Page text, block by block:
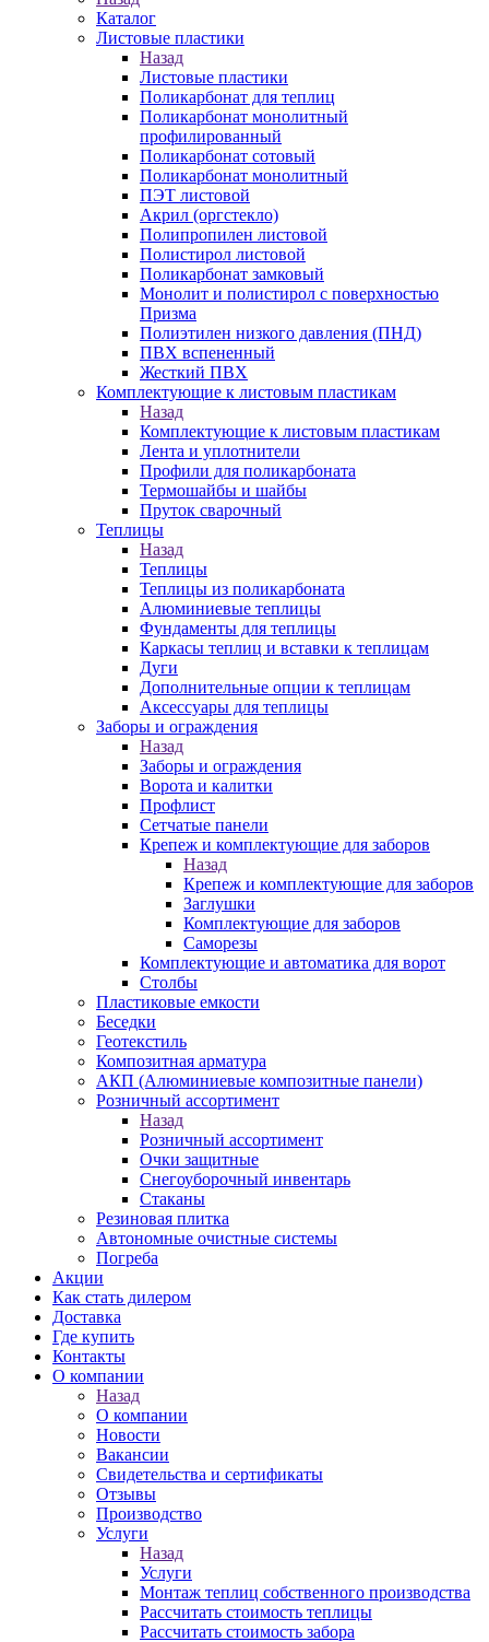
Каталог
Листовые пластики
Назад
Листовые пластики
Поликарбонат для теплиц
Поликарбонат монолитный
профилированный
Поликарбонат сотовый
Поликарбонат монолитный
ПЭТ листовой
Акрил (оргстекло)
Полипропилен листовой
Полистирол листовой
Поликарбонат замковый
Монолит и полистирол с поверхностью
Призма
Полиэтилен низкого давления (ПНД)
ПВХ вспененный
Жесткий ПВХ
Комплектующие к листовым пластикам
Назад
Комплектующие к листовым пластикам
Лента и уплотнители
Профили для поликарбоната
Термошайбы и шайбы
Пруток сварочный
Теплицы
Назад
Теплицы
Теплицы из поликарбоната
Алюминиевые теплицы
Фундаменты для теплицы
Каркасы теплиц и вставки к теплицам
Дуги
Дополнительные опции к теплицам
Аксессуары для теплицы
Заборы и ограждения
Назад
Заборы и ограждения
Ворота и калитки
Профлист
Сетчатые панели
Крепеж и комплектующие для заборов
Назад
Крепеж и комплектующие для заборов
Заглушки
Комплектующие для заборов
Саморезы
Комплектующие и автоматика для ворот
Столбы
Пластиковые емкости
Беседки
Геотекстиль
Композитная арматура
АКП (Алюминиевые композитные панели)
Розничный ассортимент
Назад
Розничный ассортимент
Очки защитные
Снегоуборочный инвентарь
Стаканы
Резиновая плитка
Автономные очистные системы
Погреба
Акции
Как стать дилером
Доставка
Где купить
Контакты
О компании
Назад
О компании
Новости
Вакансии
Свидетельства и сертификаты
Отзывы
Производство
Услуги
Назад
Услуги
Монтаж теплиц собственного производства
Рассчитать стоимость теплицы
Рассчитать стоимость забора